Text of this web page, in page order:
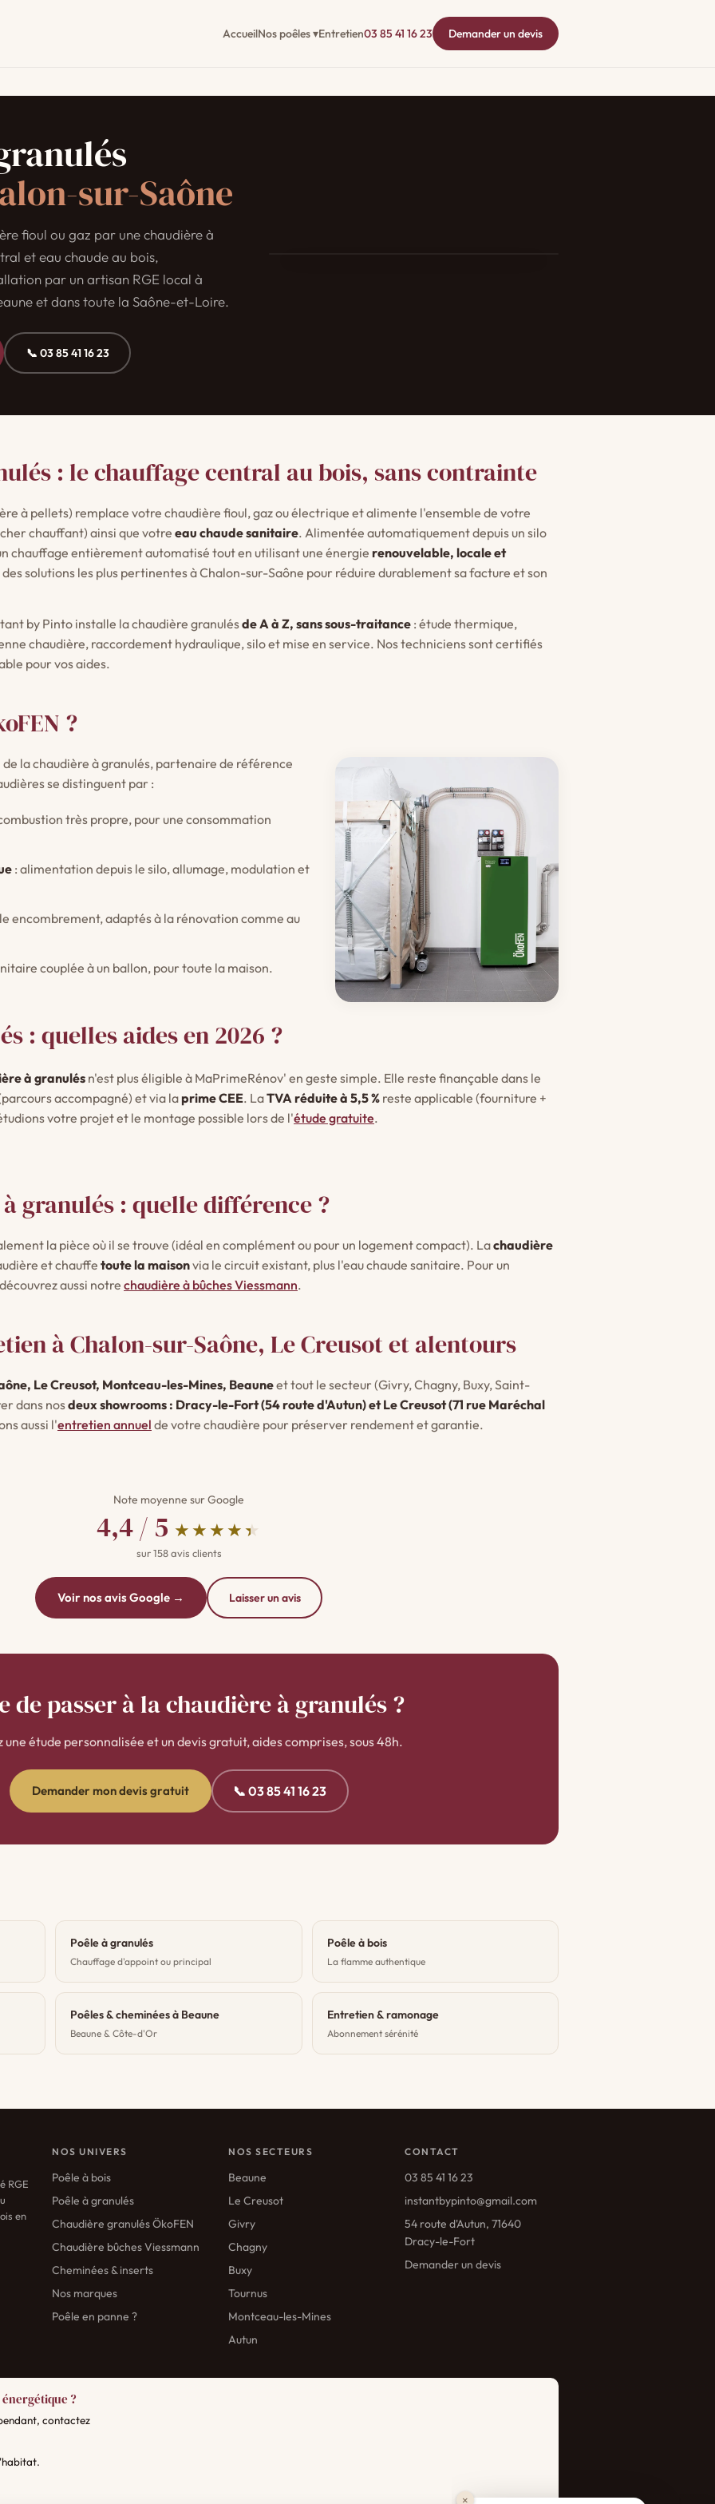
AccueilNos poêles ▾Entretien03 85 41 16 23 Demander un devis
sur-Saône
fioul ou gaz par une chaudière à
et eau chaude au bois,
par un artisan RGE local à
et dans toute la Saône-et-Loire.
📞 03 85 41 16 23
: le chauffage central au bois, sans contrainte
à pellets) remplace votre chaudière fioul, gaz ou électrique et alimente l'ensemble de votre
chauffant) ainsi que votreeau chaude sanitaire. Alimentée automatiquement depuis un silo
chauffage entièrement automatisé tout en utilisant une énergie renouvelable, locale et
solutions les plus pertinentes à Chalon-sur-Saône pour réduire durablement sa facture et son
by Pinto installe la chaudière granulésde A à Z, sans sous-traitance : étude thermique,
chaudière, raccordement hydraulique, silo et mise en service. Nos techniciens sont certifiés
pour vos aides.
?
la chaudière à granulés, partenaire de référence
se distinguent par :
très propre, pour une consommation
: alimentation depuis le silo, allumage, modulation et
encombrement, adaptés à la rénovation comme au
couplée à un ballon, pour toute la maison.
: quelles aides en 2026 ?
à granulés n'est plus éligible à MaPrimeRénov' en geste simple. Elle reste finançable dans le
accompagné) et via laprime CEE. LaTVA réduite à 5,5 % reste applicable (fourniture +
votre projet et le montage possible lors de l'étude gratuite.
granulés : quelle différence ?
la pièce où il se trouve (idéal en complément ou pour un logement compact). Lachaudière
et chauffe toute la maisonvia le circuit existant, plus l'eau chaude sanitaire. Pour un
aussi notre chaudière à bûches Viessmann.
à Chalon-sur-Saône, Le Creusot et alentours
Le Creusot, Montceau-les-Mines, Beauneet tout le secteur (Givry, Chagny, Buxy, Saint-
dans nosdeux showrooms : Dracy-le-Fort (54 route d'Autun) et Le Creusot (71 rue Maréchal
aussi l'entretien annuel de votre chaudière pour préserver rendement et garantie.
Note moyenne sur Google
4,4 / 5 ★★★★★
★★★★★
sur 158 avis clients
Voir nos avis Google → Laisser un avis
de passer à la chaudière à granulés ?
une étude personnalisée et un devis gratuit, aides comprises, sous 48h.
Demander mon devis gratuit 📞 03 85 41 16 23
Poêle à granulés
Chauffage d'appoint ou principal
Poêle à bois
La flamme authentique
Poêles & cheminées à Beaune
Beaune & Côte-d'Or
Entretien & ramonage
Abonnement sérénité
RGE
en
NOS UNIVERS
Poêle à bois
Poêle à granulés
Chaudière granulés ÖkoFEN
Chaudière bûches Viessmann
Cheminées & inserts
Nos marques
Poêle en panne ?
NOS SECTEURS
Beaune
Le Creusot
Givry
Chagny
Buxy
Tournus
Montceau-les-Mines
Autun
CONTACT
03 85 41 16 23
instantbypinto@gmail.com
54 route d'Autun, 71640
Dracy-le-Fort
Demander un devis
?
contactez